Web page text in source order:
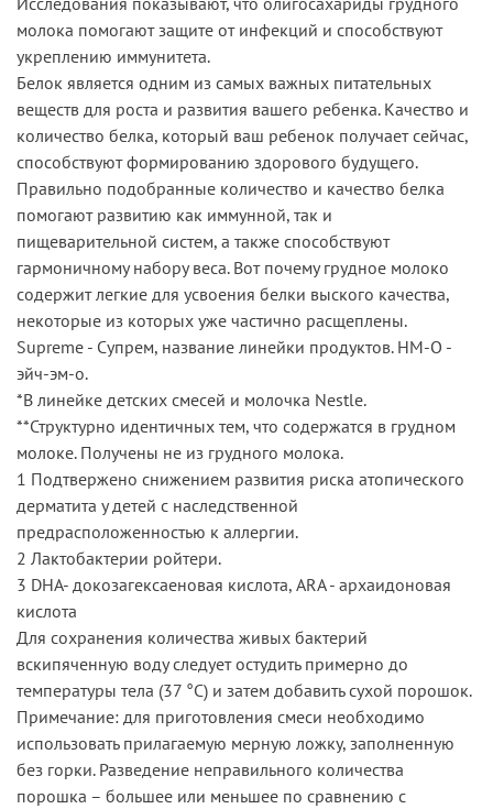
молока помогают защите от инфекций и способствуют
укреплению иммунитета.
Белок является одним из самых важных питательных
веществ для роста и развития вашего ребенка. Качество и
количество белка, который ваш ребенок получает сейчас,
способствуют формированию здорового будущего.
Правильно подобранные количество и качество белка
помогают развитию как иммунной, так и
пищеварительной систем, а также способствуют
гармоничному набору веса. Вот почему грудное молоко
содержит легкие для усвоения белки выского качества,
некоторые из которых уже частично расщеплены.
Supreme - Супрем, название линейки продуктов. HM-O -
эйч-эм-о.
*В линейке детских смесей и молочка Nestle.
**Структурно идентичных тем, что содержатся в грудном
молоке. Получены не из грудного молока.
1 Подтвержено снижением развития риска атопического
дерматита у детей с наследственной
предрасположенностью к аллергии.
2 Лактобактерии ройтери.
3 DHA- докозагексаеновая кислота, ARA - архаидоновая
кислота
Для сохранения количества живых бактерий
вскипяченную воду следует остудить примерно до
температуры тела (37 °С) и затем добавить сухой порошок.
Примечание: для приготовления смеси необходимо
использовать прилагаемую мерную ложку, заполненную
без горки. Разведение неправильного количества
порошка – большее или меньшее по сравнению с